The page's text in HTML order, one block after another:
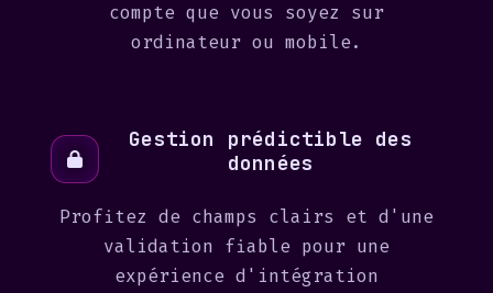
compte que vous soyez sur
ordinateur ou mobile.
Gestion prédictible des
données
Profitez de champs clairs et d'une
validation fiable pour une
expérience d'intégration